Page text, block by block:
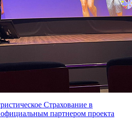
Страхование в
партнером проекта